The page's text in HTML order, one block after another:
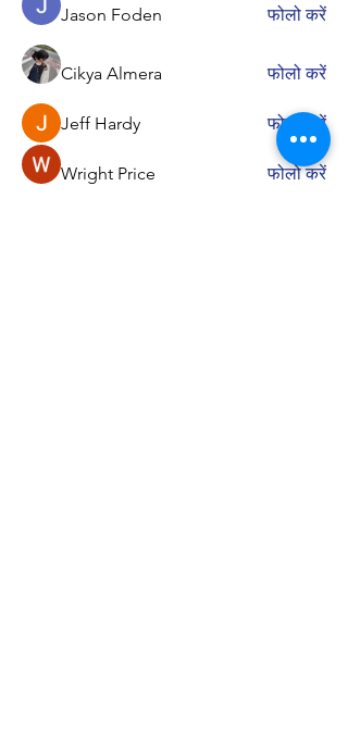
Jason Foden फोलो करें
Cikya Almera फोलो करें
Jeff Hardy फोलो करें
Wright Price
फोलो करें